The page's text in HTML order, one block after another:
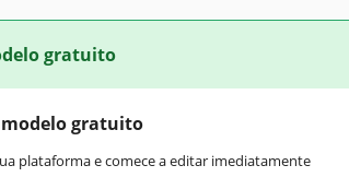
gratuito
gratuito
plataforma e comece a editar imediatamente